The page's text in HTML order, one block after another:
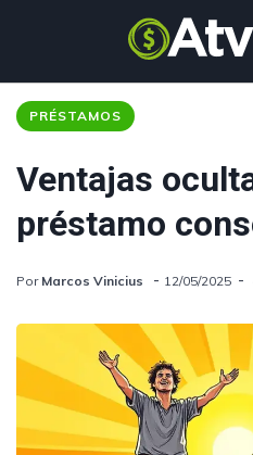
PRÉSTAMOS
Ventajas
préstamo
Por Marcos Vinicius 12/05/2025